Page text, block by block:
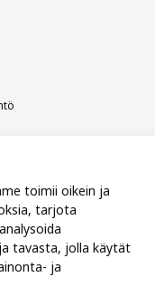
toimii oikein ja
tarjota
tavasta, jolla käytät
ja